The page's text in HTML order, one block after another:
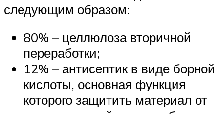
следующим образом:
80% – целлюлоза вторичной
переработки;
12% – антисептик в виде борной
кислоты, основная функция
которого защитить материал от